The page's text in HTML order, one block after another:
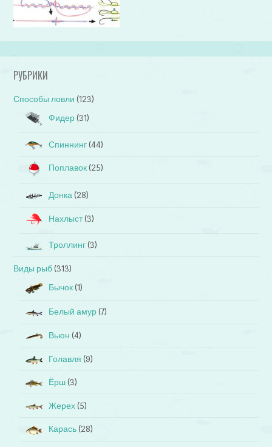
РУБРИКИ
Способы ловли (123)
Фидер (31)
Спиннинг (44)
Поплавок (25)
Донка (28)
Нахлыст(3)
Троллинг (3)
Виды рыб (313)
Бычок (1)
Белый амур (7)
Вьюн (4)
Голавля (9)
Ёрш (3)
Жерех (5)
Карась (28)